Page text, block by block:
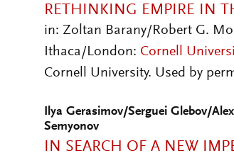
RETHINKING EMPIRE IN
in: Zoltan Barany/Robert G.
Ithaca/London: Cornell
Cornell University. Used by
Ilya Gerasimov/Serguei Glebov/
Semyonov
IN SEARCH OF A NEW